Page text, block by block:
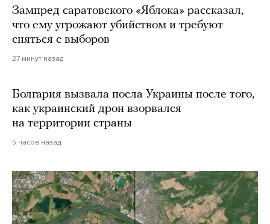
Зампред саратовского «Яблока» рассказал,
что ему угрожают убийством и требуют
сняться с выборов
27 минут назад
Болгария вызвала посла Украины после того,
как украинский дрон взорвался
на территории страны
5 часов назад